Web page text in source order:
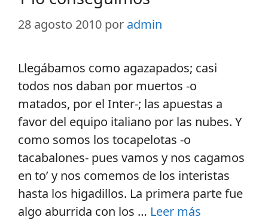
28 agosto 2010 por admin
Llegábamos como agazapados; casi
todos nos daban por muertos -o
matados, por el Inter-; las apuestas a
favor del equipo italiano por las nubes. Y
como somos los tocapelotas -o
tacabalones- pues vamos y nos cagamos
en to’ y nos comemos de los interistas
hasta los higadillos. La primera parte fue
algo aburrida con los … Leer más